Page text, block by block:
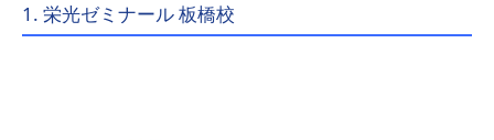
1. 栄光ゼミナール 板橋校